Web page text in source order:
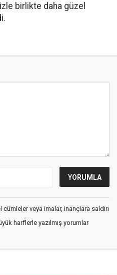
birlikte daha güzel
veya imalar, inançlara saldırı
harflerle yazılmış yorumlar